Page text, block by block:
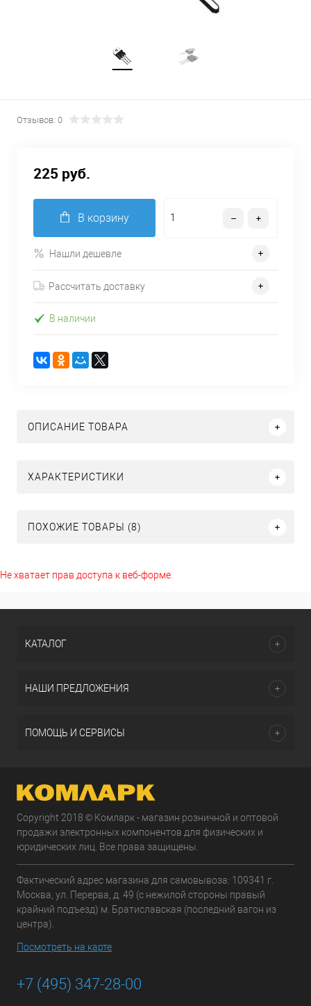
Отзывов: 0
225 руб.
В корзину
Нашли дешевле
Рассчитать доставку
В наличии
ОПИСАНИЕ ТОВАРА
ХАРАКТЕРИСТИКИ
ПОХОЖИЕ ТОВАРЫ (8)
Не хватает прав доступа к веб-форме.
КАТАЛОГ
НАШИ ПРЕДЛОЖЕНИЯ
ПОМОЩЬ И СЕРВИСЫ
Copyright 2018 © Комларк - магазин розничной и оптовой
продажи электронных компонентов для физических и
юридических лиц. Все права защищены.
Фактический адрес магазина для самовывоза: 109341 г.
Москва, ул. Перерва, д. 49 (с нежилой стороны правый
крайний подъезд) м. Братиславская (последний вагон из
центра).
Посмотреть на карте
+7 (495) 347-28-00